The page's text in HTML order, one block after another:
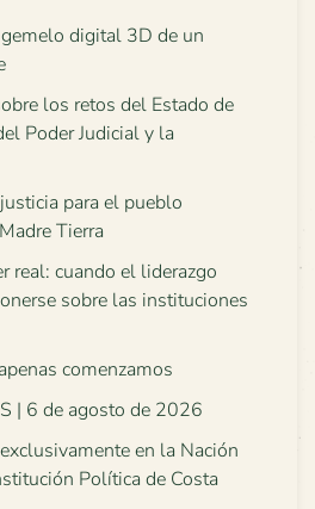
digital 3D de un
los retos del Estado de
Poder Judicial y la
para el pueblo
Tierra
real: cuando el liderazgo
sobre las instituciones
comenzamos
| 6 de agosto de 2026
en la Nación
Política de Costa